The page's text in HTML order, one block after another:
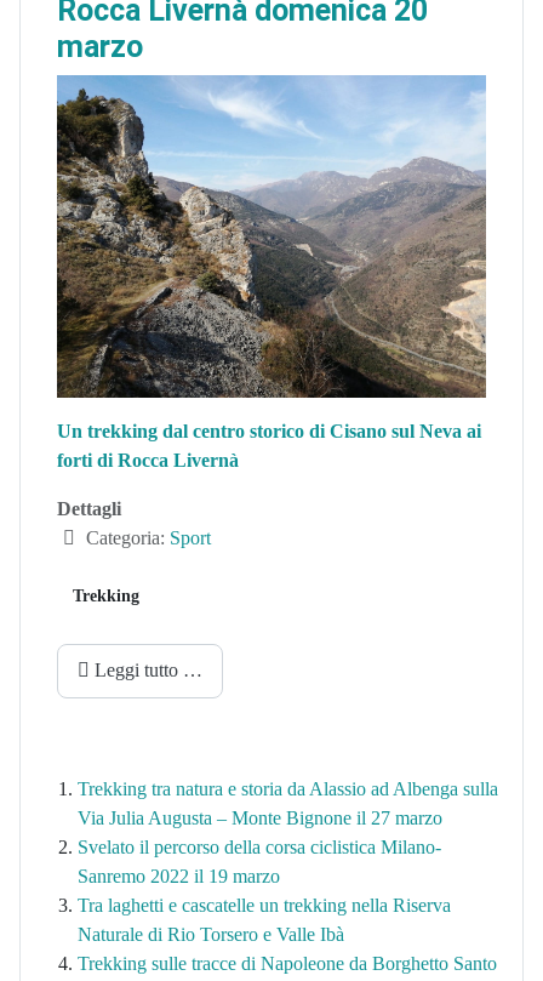
Rocca Livernà domenica 20
marzo
Un trekking dal centro storico di Cisano sul Neva ai
forti di Rocca Livernà
Dettagli
Categoria: Sport
Trekking
Leggi tutto …
Trekking tra natura e storia da Alassio ad Albenga sulla
Via Julia Augusta – Monte Bignone il 27 marzo
Svelato il percorso della corsa ciclistica Milano-
Sanremo 2022 il 19 marzo
Tra laghetti e cascatelle un trekking nella Riserva
Naturale di Rio Torsero e Valle Ibà
Trekking sulle tracce di Napoleone da Borghetto Santo